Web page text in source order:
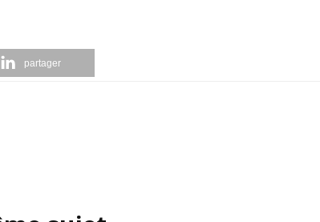
partager